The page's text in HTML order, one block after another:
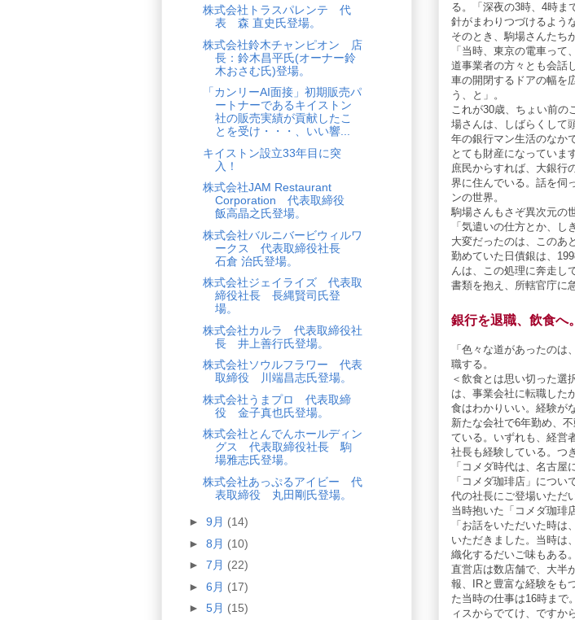
る。「深夜の3時、4時ま
針がまわりつづけるよう
そのとき、駒場さんたち
「当時、東京の電車っ
道事業者の方々とも会話
車の開閉するドアの幅を
う、と」。
これが30歳、ちょい前の
場さんは、しばらくして
年の銀行マン生活のなか
とても財産になっていま
庶民からすれば、大銀行
界に住んでいる。話を伺
ンの世界。
駒場さんもさぞ異次元の
「気遣いの仕方とか、し
大変だったのは、このあ
勤めていた日債銀は、
んは、この処理に奔走し
書類を抱え、所轄官庁に
銀行を退職、飲食へ。
「色々な道があったの
職する。
＜飲食とは思い切った選
は、事業会社に転職した
食はわかりいい。経験が
新たな会社で6年勤め、
ている。いずれも、経営
社長も経験している。つ
「コメダ時代は、名古屋
「コメダ珈琲店」につ
代の社長にご登場いただ
当時抱いた「コメダ珈琲
「お話をいただいた時
いただきました。当時は
織化するだいご味もある
直営店は数店舗で、大半
報、IRと豊富な経験をも
た当時の仕事は16時まで
ィスからでてけ、ですか
株式会社トラスパレンテ 代
表 森 直史氏登場。
株式会社鈴木チャンピオン 店
長：鈴木昌平氏(オーナー鈴
木おさむ氏)登場。
「カンリーAI面接」初期販売パ
ートナーであるキイストン
社の販売実績が貢献したこ
とを受け・・・、いい響...
キイストン設立33年目に突
入！
株式会社JAM Restaurant
Corporation 代表取締役
飯高晶之氏登場。
株式会社バルニバービウィルワ
ークス 代表取締役社長
石倉 治氏登場。
株式会社ジェイライズ 代表取
締役社長 長縄賢司氏登
場。
株式会社カルラ 代表取締役社
長 井上善行氏登場。
株式会社ソウルフラワー 代表
取締役 川端昌志氏登場。
株式会社うまプロ 代表取締
役 金子真也氏登場。
株式会社とんでんホールディン
グス 代表取締役社長 駒
場雅志氏登場。
株式会社あっぷるアイビー 代
表取締役 丸田剛氏登場。
► 9月 (14)
► 8月 (10)
► 7月 (22)
► 6月 (17)
► 5月 (15)